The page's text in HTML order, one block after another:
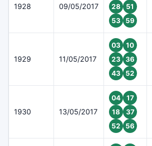
1928 09/05/2017
28
51
53
59
1929 11/05/2017
03
10
23
36
43
52
1930 13/05/2017
04
17
18
37
52
56